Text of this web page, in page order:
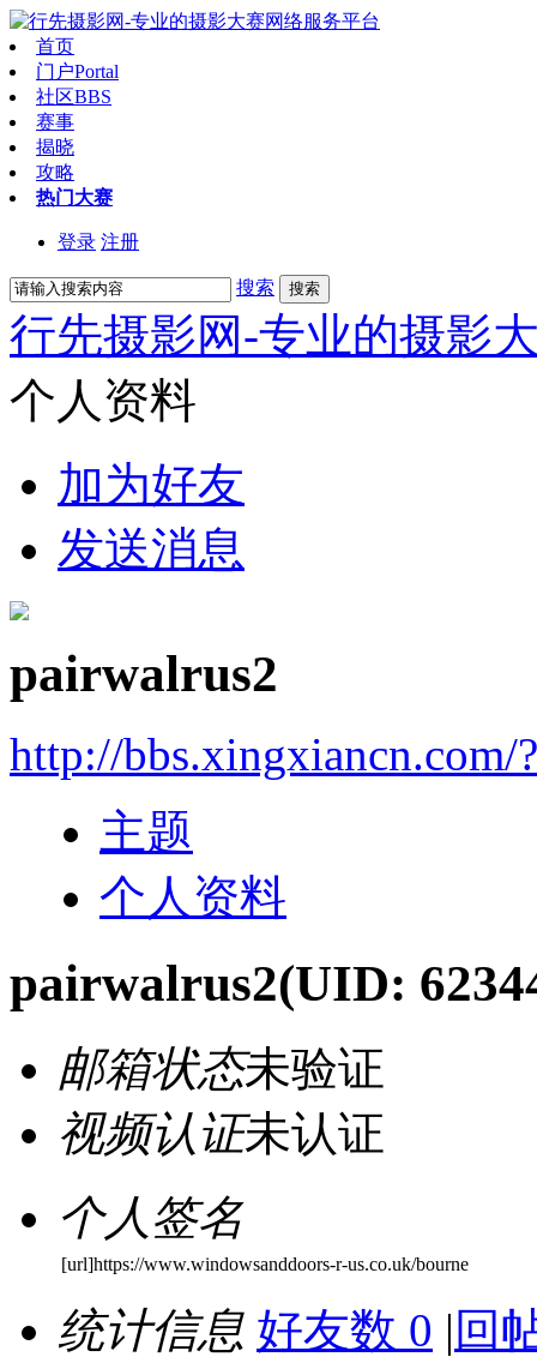
首页
门户Portal
社区BBS
赛事
揭晓
攻略
热门大赛
登录 注册
搜索 搜索
行先摄影网-专业的摄影
个人资料
加为好友
发送消息
pairwalrus2
http://bbs.xingxiancn.com/
主题
个人资料
pairwalrus2(UID:
邮箱状态未验证
视频认证未认证
个人签名
[url]https://www.windowsanddoors-r-us.co.uk/bourne
统计信息 好友数 0 | 回